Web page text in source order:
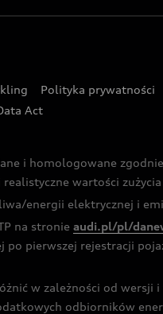
Polityka prywatności
Act
i homologowane
wartości
energii elektrycznej i
na stronie audi.pl/pl/
pierwszej rejestracji
w zależności od wersji
odbiorników